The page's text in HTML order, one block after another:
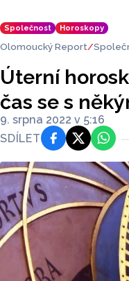
Společnost Horoskopy
Olomoucký Report
Úterní
čas se s
9. srpna 2022 v 5:16
SDÍLET
FacebookPlatforma X